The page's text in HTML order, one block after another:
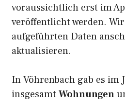
voraussichtlich erst im
veröffentlicht werden.
aufgeführten Daten
aktualisieren.
In Vöhrenbach gab es im
insgesamt Wohnungen